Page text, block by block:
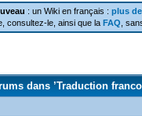
: un Wiki en français : plus
consultez-le, ainsi que la FAQ ,
dans ’Traduction